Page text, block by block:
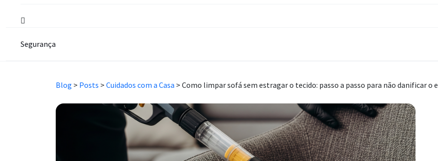
Segurança
Blog > Posts > Cuidados com a Casa > Como limpar sofá sem estragar o tecido: passo a passo para não danificar o